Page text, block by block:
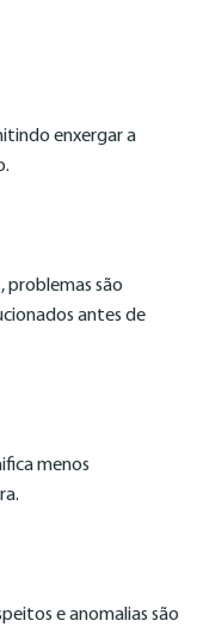
enxergar a
problemas são
antes de
menos
e anomalias são